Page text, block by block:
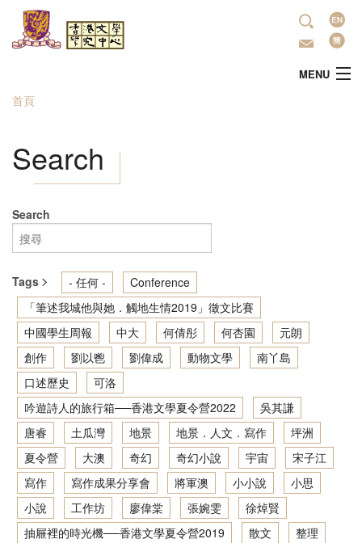
移至主內容
語
言
MENU
中心簡介
學術研究
文學推廣
出版
香港文學資料庫
相關連結
您在這裡
首頁
Search
Search
Tags - 任何 -
Conference
「筆述我城他與她．觸地生情2019」徵文比賽
中國學生周報
中大 何倩彤 何杏園
元朗
創作
劉以鬯 劉偉成 動物文學
南丫島
口述歷史
可洛
吟遊詩人的旅行箱──香港文學夏令營2022
吳其謙
唐睿
土瓜灣 地景 地景．人文．寫作
坪洲
夏令營
大澳 奇幻 奇幻小說 宇宙
宋子江
寫作
寫作成果分享會 將軍澳 小小說
小思
小說
工作坊 廖偉棠 張婉雯
徐焯賢
抽屜裡的時光機──香港文學夏令營2019
散文
整理